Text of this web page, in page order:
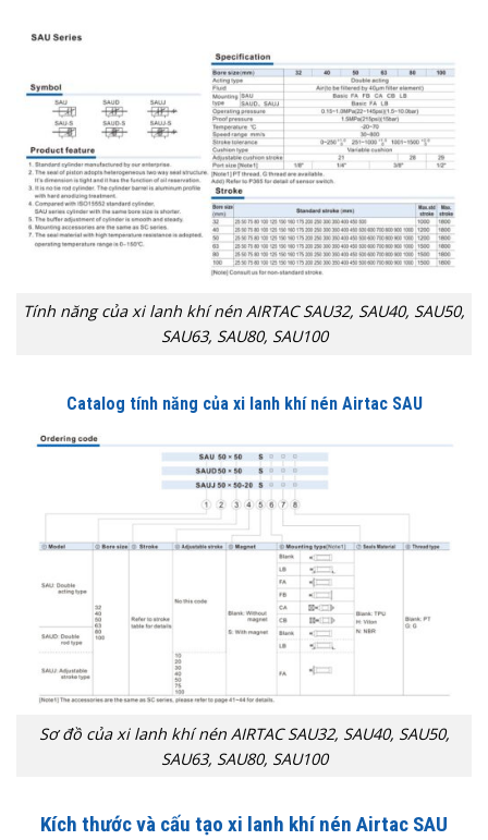
Tính năng của xi lanh khí nén AIRTAC SAU32, SAU40, SAU50,
SAU63, SAU80, SAU100
Catalog tính năng của xi lanh khí nén Airtac SAU
Sơ đồ của xi lanh khí nén AIRTAC SAU32, SAU40, SAU50,
SAU63, SAU80, SAU100
Kích thước và cấu tạo xi lanh khí nén Airtac SAU